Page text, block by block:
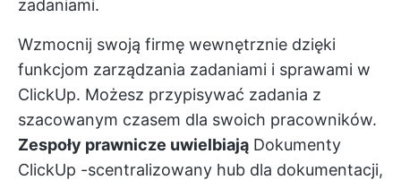
zadaniami.
Wzmocnij swoją firmę wewnętrznie dzięki
funkcjom zarządzania zadaniami i sprawami w
ClickUp. Możesz przypisywać zadania z
szacowanym czasem dla swoich pracowników.
Zespoły prawnicze uwielbiają Dokumenty
ClickUp -scentralizowany hub dla dokumentacji,